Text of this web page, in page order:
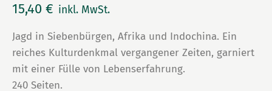
15,40 € inkl. MwSt.
Jagd in Siebenbürgen, Afrika und Indochina. Ein
reiches Kulturdenkmal vergangener Zeiten, garniert
mit einer Fülle von Lebenserfahrung.
240 Seiten.